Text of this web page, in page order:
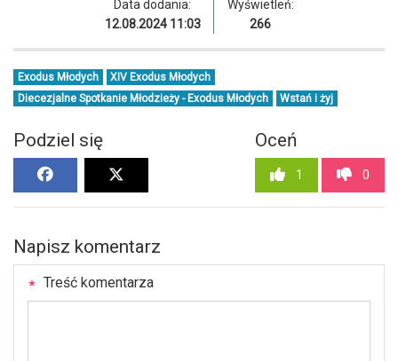
Data dodania:
12.08.2024 11:03
Wyświetleń:
266
Exodus Młodych
XIV Exodus Młodych
Diecezjalne Spotkanie Młodzieży - Exodus Młodych
Wstań i żyj
Podziel się Oceń
1 0
Napisz komentarz
Treść komentarza